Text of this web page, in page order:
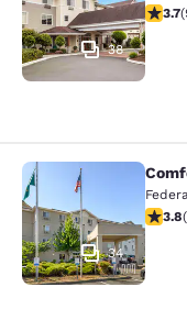
38
3.723.7(
Comfort Inn
34
3.773.8(